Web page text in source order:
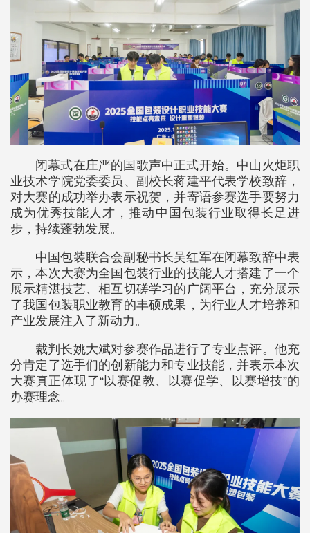
闭幕式在庄严的国歌声中正式开始。中山火炬职
业技术学院党委委员、副校长蒋建平代表学校致辞，
对大赛的成功举办表示祝贺，并寄语参赛选手要努力
成为优秀技能人才，推动中国包装行业取得长足进
步，持续蓬勃发展。
中国包装联合会副秘书长吴红军在闭幕致辞中表
示，本次大赛为全国包装行业的技能人才搭建了一个
展示精湛技艺、相互切磋学习的广阔平台，充分展示
了我国包装职业教育的丰硕成果，为行业人才培养和
产业发展注入了新动力。
裁判长姚大斌对参赛作品进行了专业点评。他充
分肯定了选手们的创新能力和专业技能，并表示本次
大赛真正体现了“以赛促教、以赛促学、以赛增技”的
办赛理念。